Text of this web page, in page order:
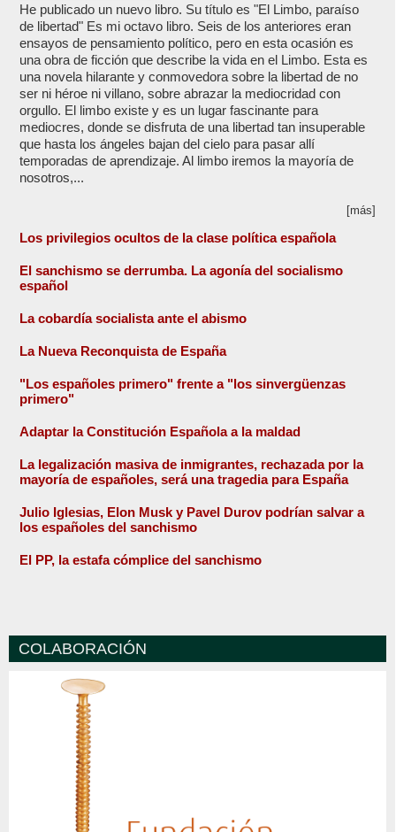
He publicado un nuevo libro. Su título es "El Limbo, paraíso
de libertad" Es mi octavo libro. Seis de los anteriores eran
ensayos de pensamiento político, pero en esta ocasión es
una obra de ficción que describe la vida en el Limbo. Esta es
una novela hilarante y conmovedora sobre la libertad de no
ser ni héroe ni villano, sobre abrazar la mediocridad con
orgullo. El limbo existe y es un lugar fascinante para
mediocres, donde se disfruta de una libertad tan insuperable
que hasta los ángeles bajan del cielo para pasar allí
temporadas de aprendizaje. Al limbo iremos la mayoría de
nosotros,...
[más]
Los privilegios ocultos de la clase política española
El sanchismo se derrumba. La agonía del socialismo
español
La cobardía socialista ante el abismo
La Nueva Reconquista de España
"Los españoles primero" frente a "los sinvergüenzas
primero"
Adaptar la Constitución Española a la maldad
La legalización masiva de inmigrantes, rechazada por la
mayoría de españoles, será una tragedia para España
Julio Iglesias, Elon Musk y Pavel Durov podrían salvar a
los españoles del sanchismo
El PP, la estafa cómplice del sanchismo
COLABORACIÓN